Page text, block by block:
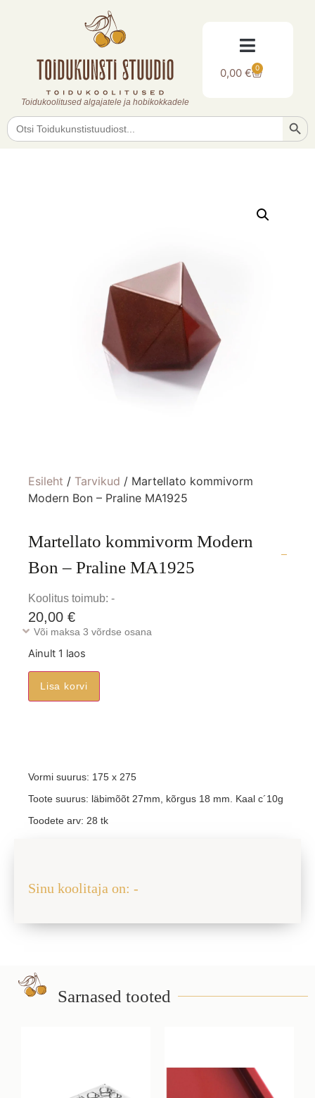
Toidukoolitused algajatele ja hobikokkadele
0,00€ 0
Search
for:
Esileht / Tarvikud / Martellato kommivorm
Modern Bon – Praline MA1925
Martellato kommivorm Modern
Bon – Praline MA1925
Koolitus toimub: -
20,00 €
Või maksa 3 võrdse osana
Ainult 1 laos
Lisa korvi
Vormi suurus: 175 x 275
Toote suurus: läbimõõt 27mm, kõrgus 18 mm. Kaal c´10g
Toodete arv: 28 tk
Sinu koolitaja on: -
Sarnased tooted